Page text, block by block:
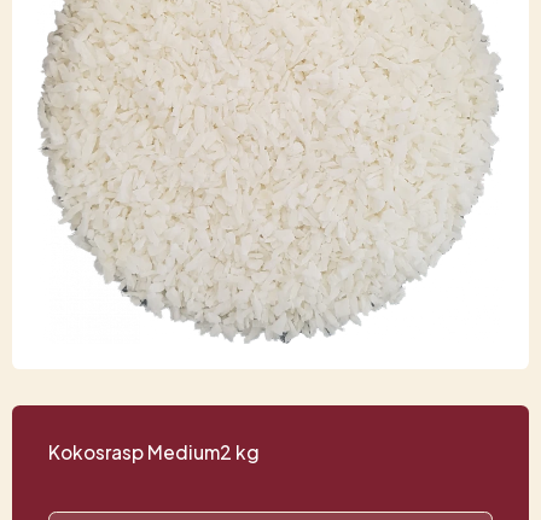
Kokosrasp Medium2 kg